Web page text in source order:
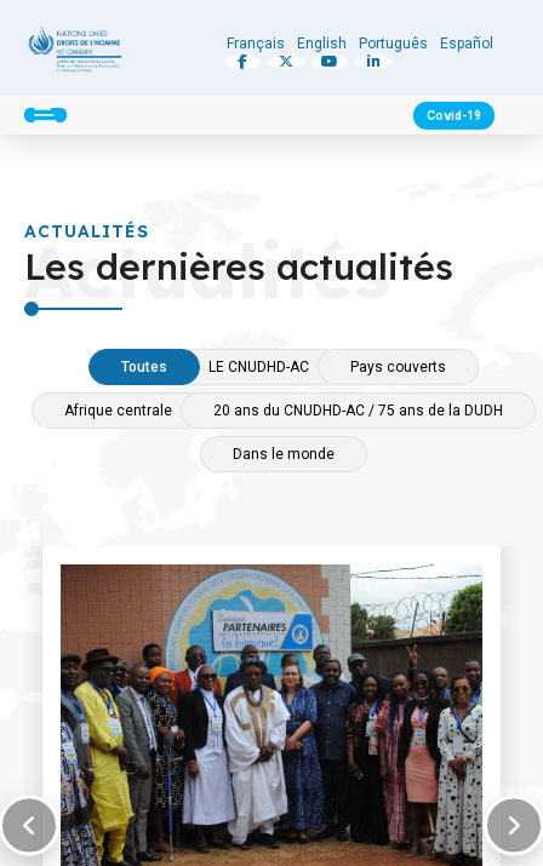
Français English Português Español
Covid-19
Actualités
ACTUALITÉS
Les dernières actualités
Toutes LE CNUDHD-AC Pays couverts
Afrique centrale 20 ans du CNUDHD-AC / 75 ans de la DUDH
Dans le monde